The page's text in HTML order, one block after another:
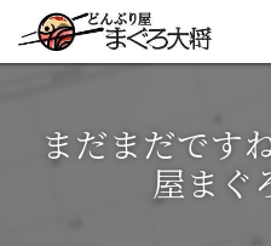
まだまだです
屋まぐ